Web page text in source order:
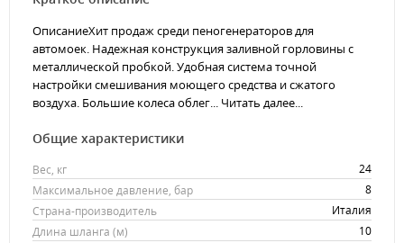
ОписаниеХит продаж среди пеногенераторов для
автомоек. Надежная конструкция заливной горловины с
металлической пробкой. Удобная система точной
настройки смешивания моющего средства и сжатого
воздуха. Большие колеса облег... Читать далее...
Общие характеристики
Вес, кг
24
Максимальное давление, бар
8
Страна-производитель
Италия
Длина шланга (м)
10